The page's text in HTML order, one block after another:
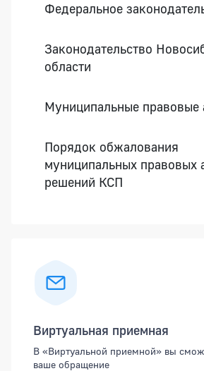
Федеральное
Законодательство
области
Муниципальные правовые
Порядок обжалования
муниципальных правовых
решений КСП
Виртуальная приемная
В «Виртуальной приемной» вы
ваше обращение